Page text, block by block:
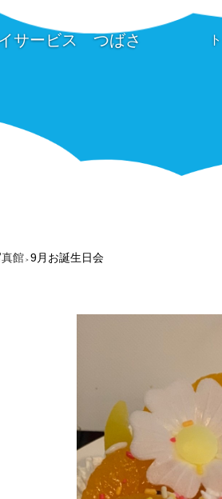
サービス つばさ
館 > 9月お誕生日会